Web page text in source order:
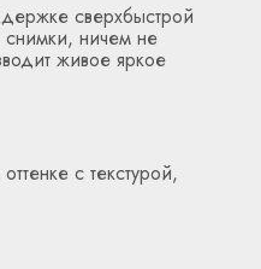
сверхбыстрой
ничем не
живое яркое
с текстурой,